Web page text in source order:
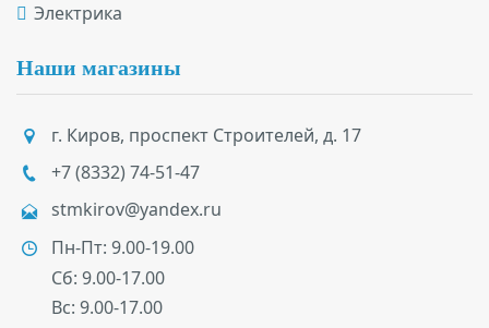
Электрика
Наши магазины
г. Киров, проспект Строителей, д. 17
+7 (8332) 74-51-47
stmkirov@yandex.ru
Пн-Пт: 9.00-19.00
Сб: 9.00-17.00
Вс: 9.00-17.00